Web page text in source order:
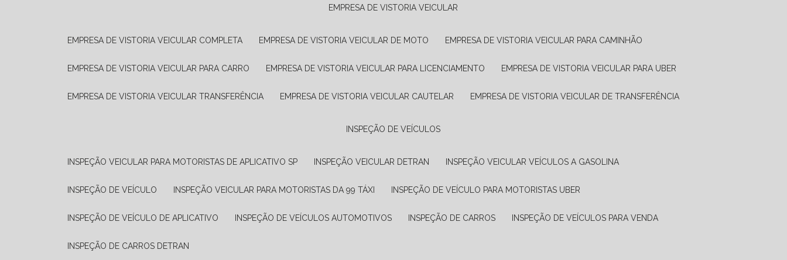
EMPRESA DE VISTORIA VEICULAR
EMPRESA DE VISTORIA VEICULAR COMPLETA EMPRESA DE VISTORIA VEICULAR DE MOTO EMPRESA DE VISTORIA VEICULAR PARA CAMINHÃO
EMPRESA DE VISTORIA VEICULAR PARA CARRO EMPRESA DE VISTORIA VEICULAR PARA LICENCIAMENTO EMPRESA DE VISTORIA VEICULAR PARA UBER
EMPRESA DE VISTORIA VEICULAR TRANSFERÊNCIA EMPRESA DE VISTORIA VEICULAR CAUTELAR EMPRESA DE VISTORIA VEICULAR DE TRANSFERÊNCIA
INSPEÇÃO DE VEÍCULOS
INSPEÇÃO VEICULAR PARA MOTORISTAS DE APLICATIVO SP INSPEÇÃO VEICULAR DETRAN INSPEÇÃO VEICULAR VEÍCULOS A GASOLINA
INSPEÇÃO DE VEÍCULO INSPEÇÃO VEICULAR PARA MOTORISTAS DA 99 TÁXI INSPEÇÃO DE VEÍCULO PARA MOTORISTAS UBER
INSPEÇÃO DE VEÍCULO DE APLICATIVO INSPEÇÃO DE VEÍCULOS AUTOMOTIVOS INSPEÇÃO DE CARROS INSPEÇÃO DE VEÍCULOS PARA VENDA
INSPEÇÃO DE CARROS DETRAN